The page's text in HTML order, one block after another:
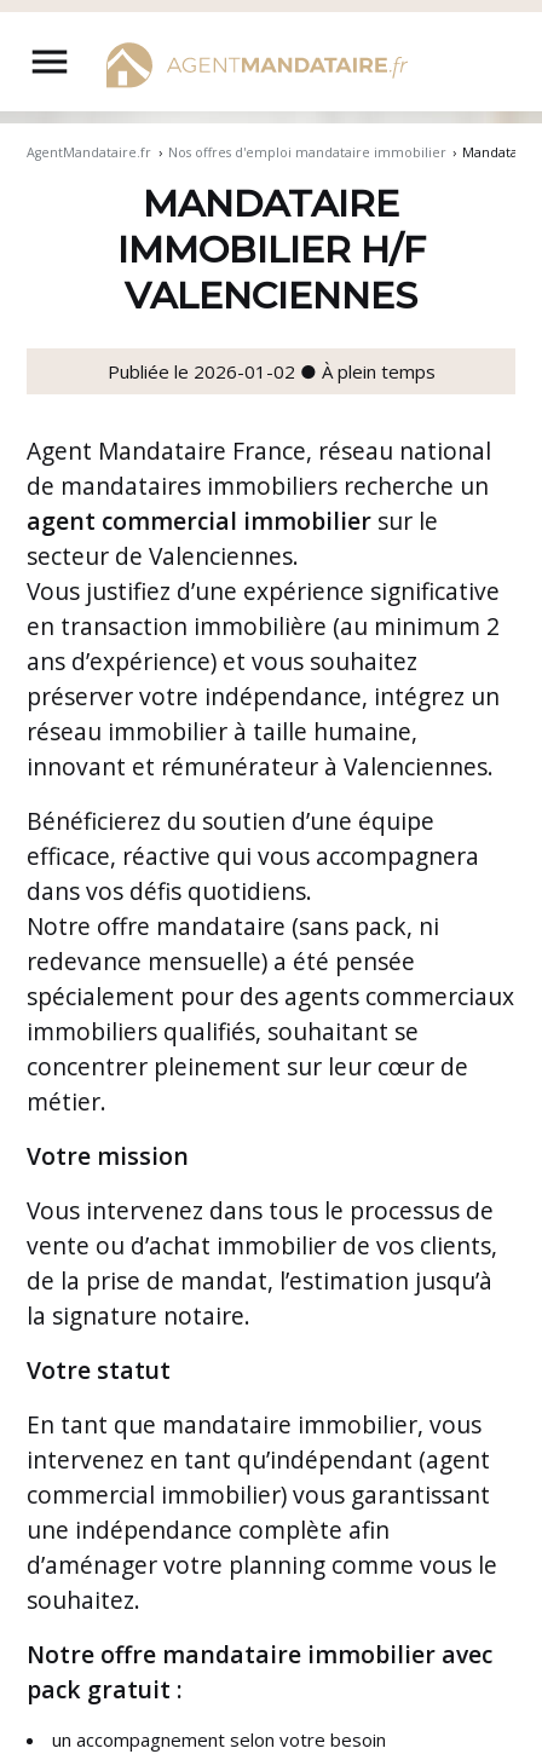
Aller
contenu
menu
AgentMandataire.fr › Nos offres d'emploi mandataire immobilier › Mandataire
MANDATAIRE
IMMOBILIER H/F
VALENCIENNES
Publiée le 2026-01-02 ● À plein temps
Agent Mandataire France, réseau national
de mandataires immobiliers recherche un
agent commercial immobilier sur le
secteur de Valenciennes.
Vous justifiez d’une expérience significative
en transaction immobilière (au minimum 2
ans d’expérience) et vous souhaitez
préserver votre indépendance, intégrez un
réseau immobilier à taille humaine,
innovant et rémunérateur à Valenciennes.
Bénéficierez du soutien d’une équipe
efficace, réactive qui vous accompagnera
dans vos défis quotidiens.
Notre offre mandataire (sans pack, ni
redevance mensuelle) a été pensée
spécialement pour des agents commerciaux
immobiliers qualifiés, souhaitant se
concentrer pleinement sur leur cœur de
métier.
Votre mission
Vous intervenez dans tous le processus de
vente ou d’achat immobilier de vos clients,
de la prise de mandat, l’estimation jusqu’à
la signature notaire.
Votre statut
En tant que mandataire immobilier, vous
intervenez en tant qu’indépendant (agent
commercial immobilier) vous garantissant
une indépendance complète afin
d’aménager votre planning comme vous le
souhaitez.
Notre offre mandataire immobilier avec
pack gratuit :
un accompagnement selon votre besoin